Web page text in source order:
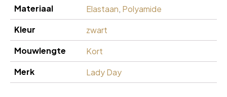
Materiaal Elastaan, Polyamide
Kleur
zwart
Mouwlengte
Kort
Merk
Lady Day